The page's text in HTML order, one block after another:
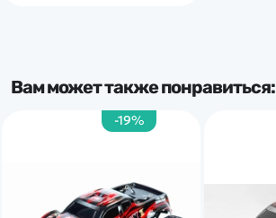
Вам может также понравиться:
-19%